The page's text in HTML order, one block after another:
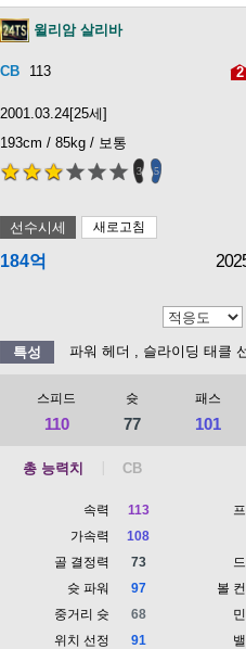
윌리암 살리바
113 2
2001.03.24[25세]
193cm / 85kg / 보통
3 5
선수시세 새로고침
184억
특성 파워 헤더 , 슬라이딩 태클
스피드
110
슛
77
패스
101
총 능력치
속력
113
가속력
108
골 결정력
73
슛 파워
97
중거리 슛
68
위치 선정
91
볼